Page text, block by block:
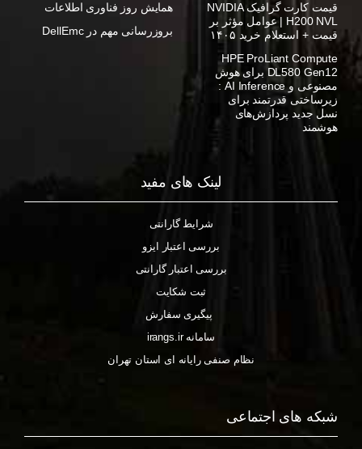
قیمت کارت گرافیک NVIDIA
H200 NVL | عوامل مؤثر بر
قیمت + استعلام خرید ۱۴۰۵
HPE ProLiant Compute
DL580 Gen12 برای هوش
مصنوعی و AI Inference :
زیرساختی قدرتمند برای
نسل جدید پردازش‌های
هوشمند
همایش روز فناوری اطلاعات
بروزرسانی مهم در DellEmc
لینک های مفید
شرایط گارانتی
بررسی اعتبار ایزو
بررسی اعتبار گارانتی
ثبت شکایت
پیگیری سفارش
سامانه irangs.ir
نظام صنفی رایانه ای استان تهران
شبکه های اجتماعی